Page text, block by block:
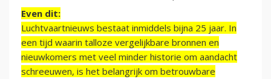
Even dit:
Luchtvaartnieuws bestaat inmiddels bijna 25 jaar. In
een tijd waarin talloze vergelijkbare bronnen en
nieuwkomers met veel minder historie om aandacht
schreeuwen, is het belangrijk om betrouwbare